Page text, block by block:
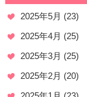
2025年5月 (23)
2025年4月 (25)
2025年3月 (25)
2025年2月 (20)